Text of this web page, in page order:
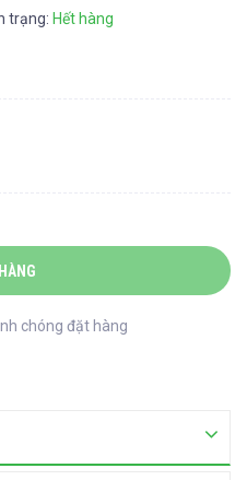
trạng: Hết hàng
chóng đặt hàng